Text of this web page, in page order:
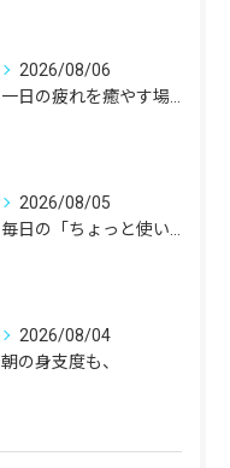
2026/08/06
2026/08/05
2026/08/04
朝の身支度も、